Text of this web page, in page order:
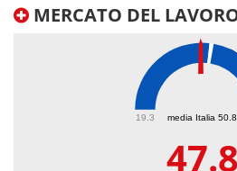
MERCATO DEL
media Italia 50.8
19.3
47.8